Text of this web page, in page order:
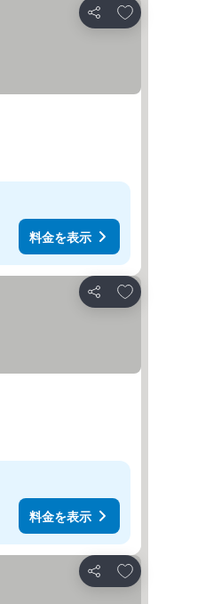
シェア
お気に入りに追加
料金を表示
シェア
お気に入りに追加
料金を表示
シェア
お気に入りに追加